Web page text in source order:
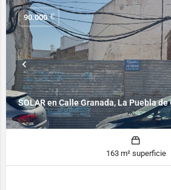
SOLAR en Calle Granada, La Puebla
90.000 €
163 m² superficie